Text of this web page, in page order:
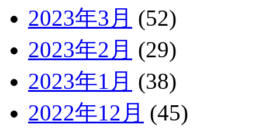
2023年3月 (52)
2023年2月 (29)
2023年1月 (38)
2022年12月 (45)